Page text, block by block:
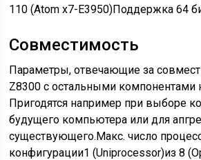
110 (Atom x7-E3950)Поддержка 64
Совместимость
Параметры, отвечающие за
Z8300 с остальными компонентами
Пригодятся например при выборе
будущего компьютера или для
существующего.Макс. число
конфигурации1 (Uniprocessor)из 8